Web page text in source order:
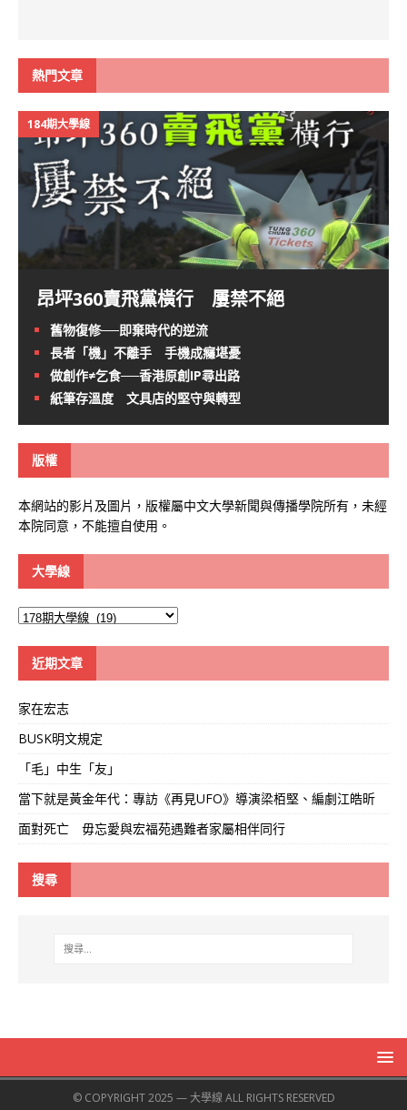
熱門文章
184期大學線
昂坪360賣飛黨橫行 屢禁不絕
舊物復修──即棄時代的逆流
長者「機」不離手 手機成癮堪憂
做創作≠乞食──香港原創IP尋出路
紙筆存溫度 文具店的堅守與轉型
版權
本網站的影片及圖片，版權屬中文大學新聞與傳播學院所有，未經
本院同意，不能擅自使用。
大學線
大
近期文章
家在宏志
BUSK明文規定
「毛」中生「友」
當下就是黃金年代：專訪《再見UFO》導演梁栢堅、編劇江皓昕
面對死亡 毋忘愛與宏福苑遇難者家屬相伴同行
搜尋
© COPYRIGHT 2025 — 大學線 ALL RIGHTS RESERVED